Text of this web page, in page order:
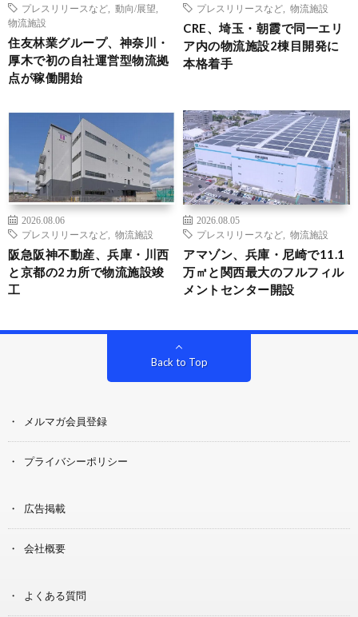
プレスリリースなど
動向/展望
物流施設
住友林業グループ、神奈川・
厚木で初の自社運営型物流拠
点が稼働開始
プレスリリースなど
物流施設
CRE、埼玉・朝霞で同一エリ
ア内の物流施設2棟目開発に
本格着手
2026.08.06
プレスリリースなど
物流施設
阪急阪神不動産、兵庫・川西
と京都の2カ所で物流施設竣
工
2026.08.05
プレスリリースなど
物流施設
アマゾン、兵庫・尼崎で11.1
万㎡と関西最大のフルフィル
メントセンター開設
Back to Top
メルマガ会員登録
プライバシーポリシー
広告掲載
会社概要
よくある質問